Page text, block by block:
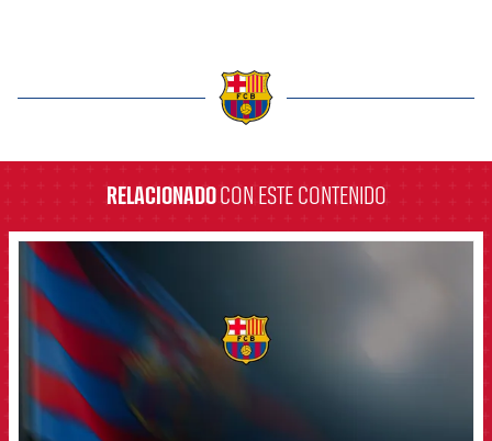
RELACIONADOCON ESTE CONTENIDO